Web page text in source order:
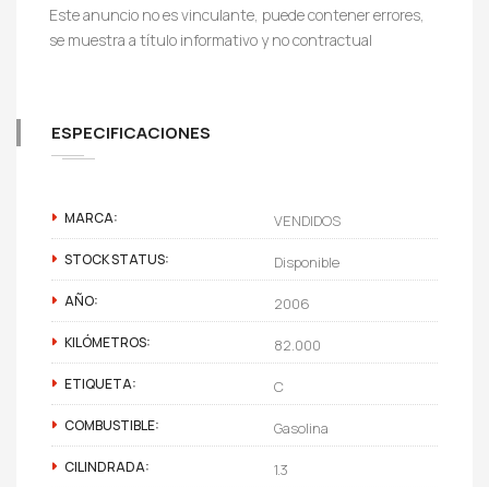
Este anuncio no es vinculante, puede contener errores,
se muestra a título informativo y no contractual
ESPECIFICACIONES
MARCA: VENDIDOS
STOCK STATUS: Disponible
AÑO: 2006
KILÓMETROS: 82.000
ETIQUETA: C
COMBUSTIBLE: Gasolina
CILINDRADA: 1.3